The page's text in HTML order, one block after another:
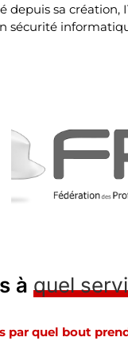
depuis sa
sécurité
à quel
par quel bout